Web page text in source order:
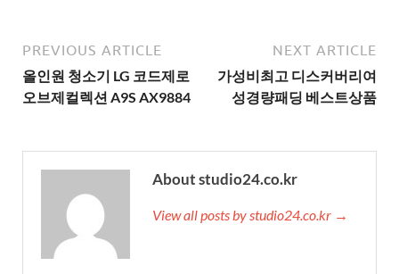
PREVIOUS ARTICLE
올인원 청소기 LG 코드제로
오브제컬렉션 A9S AX9884
NEXT ARTICLE
가성비최고 디스커버리여
성경량패딩 베스트상품
About studio24.co.kr
View all posts by studio24.co.kr →